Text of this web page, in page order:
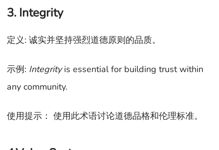
3. Integrity
定义: 诚实并坚持强烈道德原则的品质。
示例: Integrityis essential for building trust within
any community.
使用提示： 使用此术语讨论道德品格和伦理标准。